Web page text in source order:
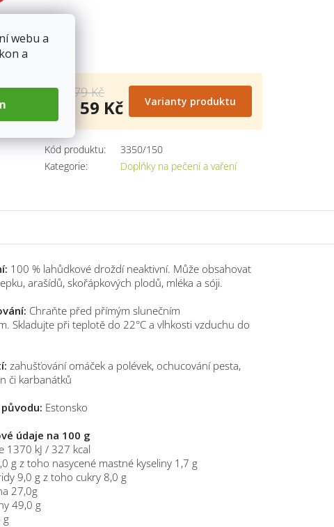
webu a
a
Kód produktu:
3350/150
Kategorie: Doplňky na pečení a vaření
od 79 Kč
59 Kč
Měrná
cena:
Varianty produktu
100 % lahůdkové droždí neaktivní. Může obsahovat
arašídů, skořápkových plodů, mléka a sóji.
Chraňte před přímým slunečním
Skladujte při teplotě do 22°C a vlhkosti vzduchu do
zahušťování omáček a polévek, ochucování pesta,
či karbanátků
Estonsko
údaje na 100 g
1370 kJ / 327 kcal
g z toho nasycené mastné kyseliny 1,7 g
9,0 g z toho cukry 8,0 g
27,0g
49,0 g
g